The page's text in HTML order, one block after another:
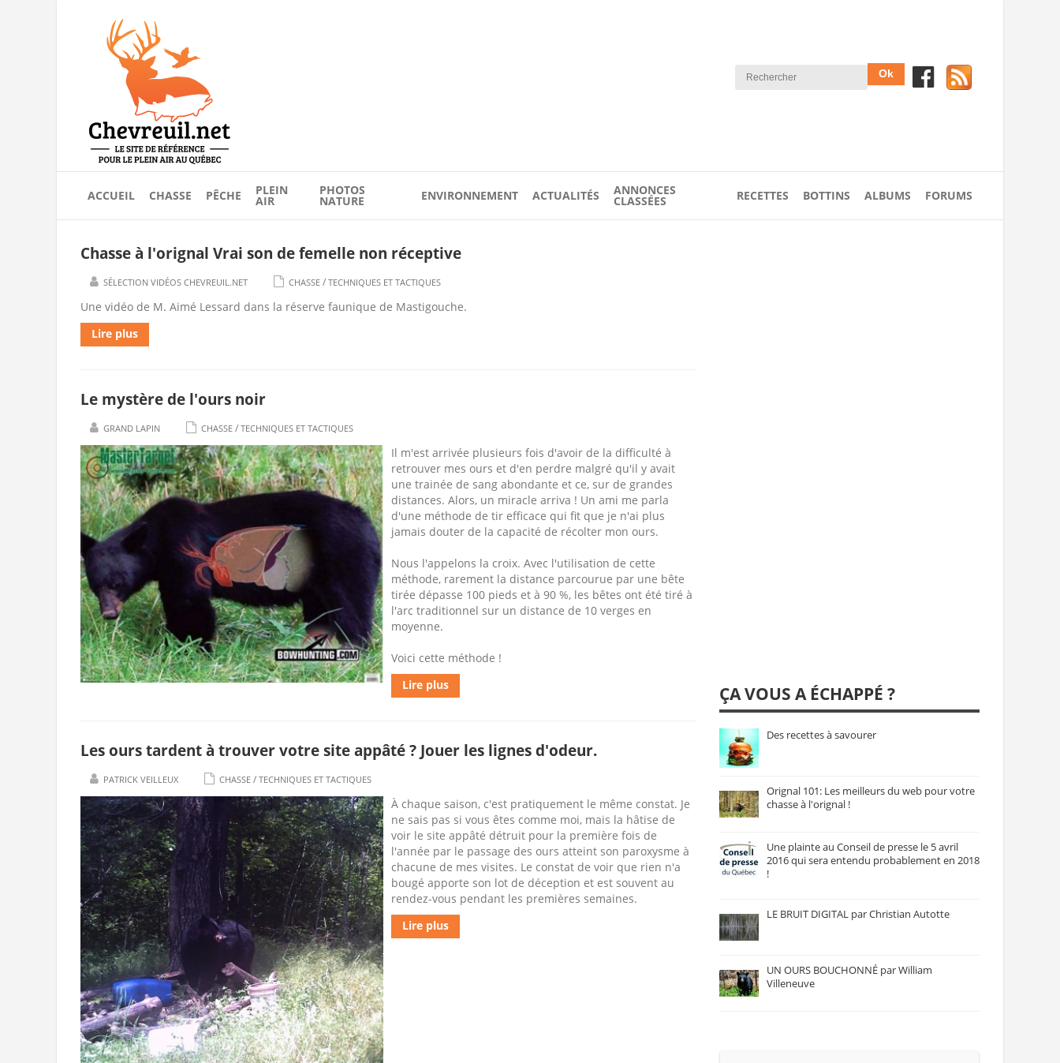
ACCUEIL CHASSE PÊCHE PLEIN
AIR
PHOTOS
NATURE ENVIRONNEMENT ACTUALITÉS ANNONCES
CLASSÉES RECETTES BOTTINS ALBUMS FORUMS
Chasse à l'orignal Vrai son de femelle non réceptive
SÉLECTION VIDÉOS CHEVREUIL.NET CHASSE / TECHNIQUES ET TACTIQUES
Une vidéo de M. Aimé Lessard dans la réserve faunique de Mastigouche.
Lire plus
Le mystère de l'ours noir
GRAND LAPIN CHASSE / TECHNIQUES ET TACTIQUES
Il m'est arrivée plusieurs fois d'avoir de la difficulté à
retrouver mes ours et d'en perdre malgré qu'il y avait
une trainée de sang abondante et ce, sur de grandes
distances. Alors, un miracle arriva ! Un ami me parla
d'une méthode de tir efficace qui fit que je n'ai plus
jamais douter de la capacité de récolter mon ours.
Nous l'appelons la croix. Avec l'utilisation de cette
méthode, rarement la distance parcourue par une bête
tirée dépasse 100 pieds et à 90 %, les bêtes ont été tiré à
l'arc traditionnel sur un distance de 10 verges en
moyenne.
Voici cette méthode !
Lire plus
Les ours tardent à trouver votre site appâté ? Jouer les lignes d'odeur.
PATRICK VEILLEUX CHASSE / TECHNIQUES ET TACTIQUES
À chaque saison, c'est pratiquement le même constat. Je
ne sais pas si vous êtes comme moi, mais la hâtise de
voir le site appâté détruit pour la première fois de
l'année par le passage des ours atteint son paroxysme à
chacune de mes visites. Le constat de voir que rien n'a
bougé apporte son lot de déception et est souvent au
rendez-vous pendant les premières semaines.
Lire plus
ÇA VOUS A ÉCHAPPÉ ?
Des recettes à savourer
Orignal 101: Les meilleurs du web pour votre
chasse à l'orignal !
Une plainte au Conseil de presse le 5 avril
2016 qui sera entendu probablement en 2018
!
LE BRUIT DIGITAL par Christian Autotte
UN OURS BOUCHONNÉ par William
Villeneuve